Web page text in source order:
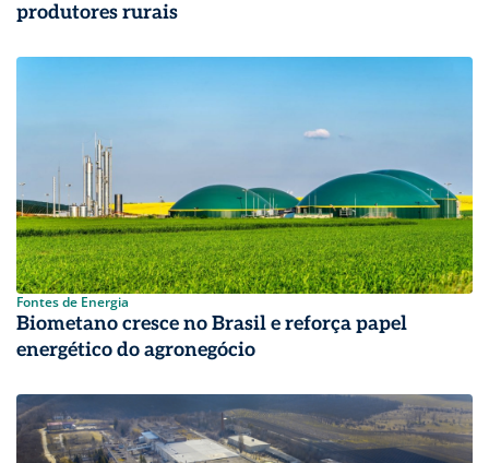
produtores rurais
Fontes de Energia
Biometano cresce no Brasil e reforça papel
energético do agronegócio